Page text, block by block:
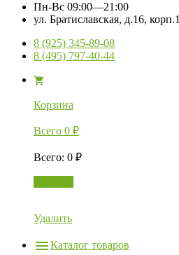
Пн-Вс 09:00—21:00
ул. Братиславская, д.16, корп.1
8 (925) 345-89-08
8 (495) 797-40-44
Корзина
Всего 0 ₽
Всего: 0 ₽
Удалить
Каталог товаров